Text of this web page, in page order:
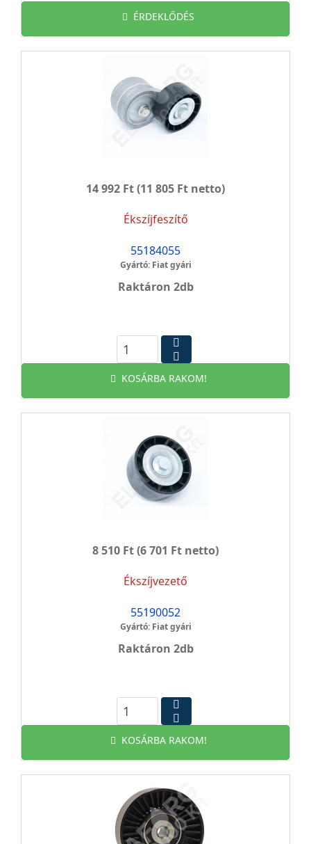
ÉRDEKLŐDÉS
14 992 Ft(11 805 Ft netto)
Ékszíjfeszítő
55184055
Gyártó: Fiat gyári
Raktáron 2db
KOSÁRBA RAKOM!
8 510 Ft(6 701 Ft netto)
Ékszíjvezető
55190052
Gyártó: Fiat gyári
Raktáron 2db
KOSÁRBA RAKOM!